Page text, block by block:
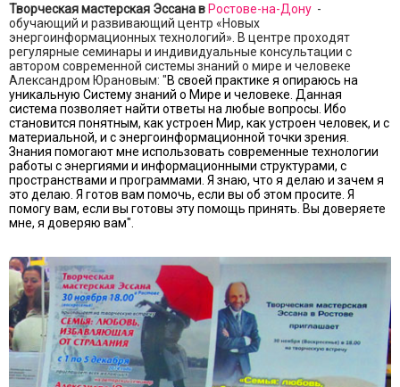
Творческая мастерская Эссана в Ростове-на-Дону -
обучающий и развивающий центр «Новых
энергоинформационных технологий». В центре проходят
регулярные семинары и индивидуальные консультации с
автором современной системы знаний о мире и человеке
Александром Юрановым: "В своей практике я опираюсь на
уникальную Систему знаний о Мире и человеке. Данная
система позволяет найти ответы на любые вопросы. Ибо
становится понятным, как устроен Мир, как устроен человек, и с
материальной, и с энергоинформационной точки зрения.
Знания помогают мне использовать современные технологии
работы с энергиями и информационными структурами, с
пространствами и программами. Я знаю, что я делаю и зачем я
это делаю. Я готов вам помочь, если вы об этом просите. Я
помогу вам, если вы готовы эту помощь принять. Вы доверяете
мне, я доверяю вам".